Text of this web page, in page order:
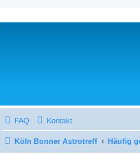
FAQ Kontakt
Köln Bonner Astrotreff Häufig